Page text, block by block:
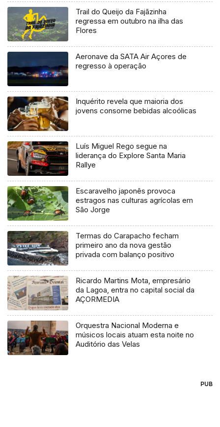
Trail do Queijo da Fajãzinha
regressa em outubro na ilha das
Flores
Aeronave da SATA Air Açores de
regresso à operação
Inquérito revela que maioria dos
jovens consome bebidas alcoólicas
Luís Miguel Rego segue na
liderança do Explore Santa Maria
Rallye
Escaravelho japonês provoca
estragos nas culturas agrícolas em
São Jorge
Termas do Carapacho fecham
primeiro ano da nova gestão
privada com balanço positivo
Ricardo Martins Mota, empresário
da Lagoa, entra no capital social da
AÇORMEDIA
Orquestra Nacional Moderna e
músicos locais atuam esta noite no
Auditório das Velas
PUB